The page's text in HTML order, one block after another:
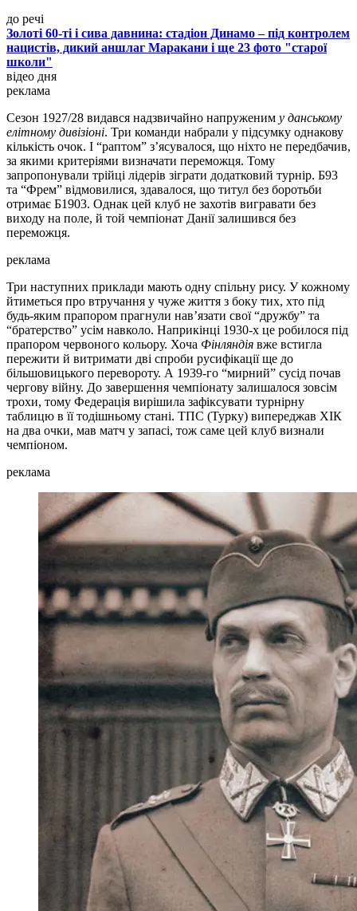
до речі
Золоті 60-ті і сива давнина: стадіон Динамо – під контролем
нацистів, дикий аншлаг Маракани і ще 23 фото "старої
школи"
відео дня
реклама
Сезон 1927/28 видався надзвичайно напруженим у данському
елітному дивізіоні. Три команди набрали у підсумку однакову
кількість очок. І “раптом” з’ясувалося, що ніхто не передбачив,
за якими критеріями визначати переможця. Тому
запропонували трійці лідерів зіграти додатковий турнір. Б93
та “Фрем” відмовилися, здавалося, що титул без боротьби
отримає Б1903. Однак цей клуб не захотів вигравати без
виходу на поле, й той чемпіонат Данії залишився без
переможця.
реклама
Три наступних приклади мають одну спільну рису. У кожному
йтиметься про втручання у чуже життя з боку тих, хто під
будь-яким прапором прагнули нав’язати свої “дружбу” та
“братерство” усім навколо. Наприкінці 1930-х це робилося під
прапором червоного кольору. Хоча Фінляндія вже встигла
пережити й витримати дві спроби русифікації ще до
більшовицького перевороту. А 1939-го “мирний” сусід почав
чергову війну. До завершення чемпіонату залишалося зовсім
трохи, тому Федерація вирішила зафіксувати турнірну
таблицю в її тодішньому стані. ТПС (Турку) випереджав ХІК
на два очки, мав матч у запасі, тож саме цей клуб визнали
чемпіоном.
реклама